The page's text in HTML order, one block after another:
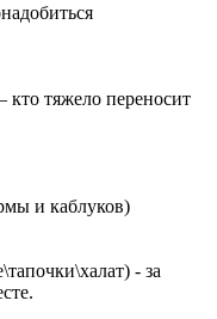
кто тяжело переносит
и каблуков)
- за